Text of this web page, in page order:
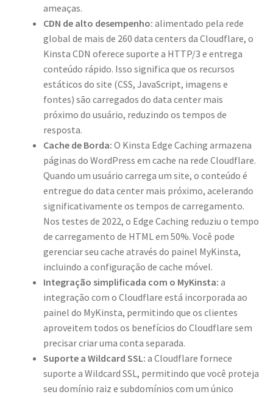
ameaças.
CDN de alto desempenho: alimentado pela rede
global de mais de 260 data centers da Cloudflare, o
Kinsta CDN oferece suporte a HTTP/3 e entrega
conteúdo rápido. Isso significa que os recursos
estáticos do site (CSS, JavaScript, imagens e
fontes) são carregados do data center mais
próximo do usuário, reduzindo os tempos de
resposta.
Cache de Borda: O Kinsta Edge Caching armazena
páginas do WordPress em cache na rede Cloudflare.
Quando um usuário carrega um site, o conteúdo é
entregue do data center mais próximo, acelerando
significativamente os tempos de carregamento.
Nos testes de 2022, o Edge Caching reduziu o tempo
de carregamento de HTML em 50%. Você pode
gerenciar seu cache através do painel MyKinsta,
incluindo a configuração de cache móvel.
Integração simplificada com o MyKinsta: a
integração com o Cloudflare está incorporada ao
painel do MyKinsta, permitindo que os clientes
aproveitem todos os benefícios do Cloudflare sem
precisar criar uma conta separada.
Suporte a Wildcard SSL: a Cloudflare fornece
suporte a Wildcard SSL, permitindo que você proteja
seu domínio raiz e subdomínios com um único